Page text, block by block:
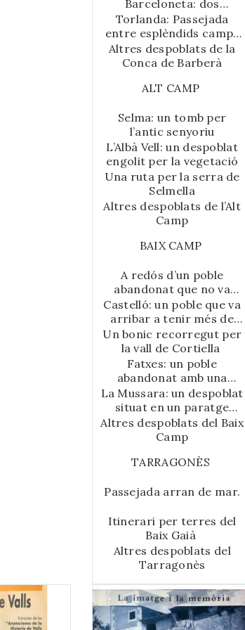
Catalunya (2003), Per la
comarca
d’Anoia (2011), Excursions
per la història de
Catalunya (2011), Coves
Catalanes
endes de l’Anoia (2017)
i Itineraris per les
esglésies i eremitoris
rupestres de
Catalunya (2014), obra
guardonada amb el Premi
Sant Bernat 2006.
Barceloneta: dos
despoblats a prop de
Montblanc
Torlanda: Passejada
entre esplèndids camps
de conreu
Altres despoblats de la
Conca de Barberà
ALT CAMP
Selma: un tomb per
l’antic senyoriu
L’Albà Vell: un despoblat
engolit per la vegetació
Una ruta per la serra de
Selmella
Altres despoblats de l’Alt
Camp
BAIX CAMP
A redós d’un poble
abandonat que no va
tenir ni església ni escola
ni cementiri
Castelló: un poble que va
arribar a tenir més de
100 habitants
Un bonic recorregut per
la vall de Cortiella
Fatxes: un poble
abandonat amb una
sòrdida història
La Mussara: un despoblat
situat en un paratge
esplèndid
Altres despoblats del Baix
Camp
TARRAGONÈS
Passejada arran de mar.
Itinerari per terres del
Baix Gaià
Altres despoblats del
Tarragonès